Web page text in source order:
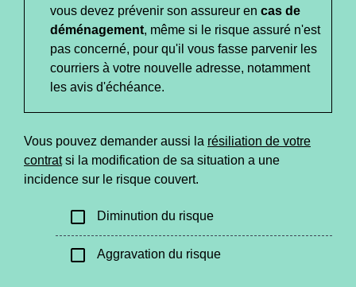
vous devez prévenir son assureur en cas de
déménagement, même si le risque assuré n'est
pas concerné, pour qu'il vous fasse parvenir les
courriers à votre nouvelle adresse, notamment
les avis d'échéance.
Vous pouvez demander aussi la résiliation de votre
contratsi la modification de sa situation a une
incidence sur le risque couvert.
check_box_outline_blank Diminution du risque
check_box_outline_blank Aggravation du risque